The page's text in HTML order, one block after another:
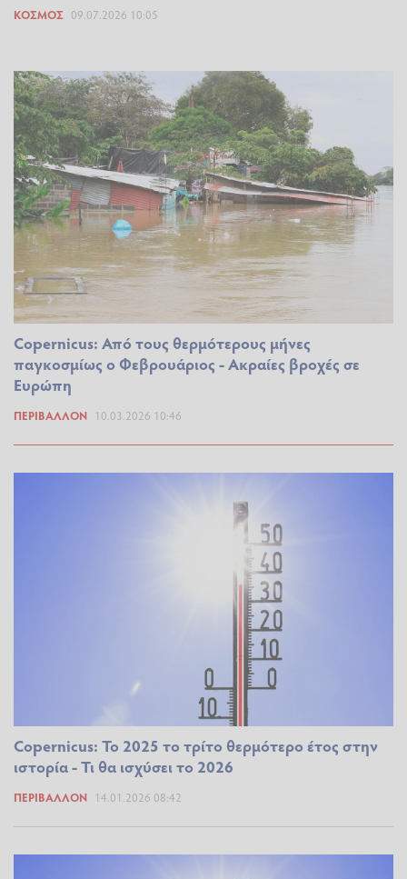
ΚΌΣΜΟΣ 09.07.2026 10:05
Copernicus: Από τους θερμότερους μήνες
παγκοσμίως ο Φεβρουάριος - Ακραίες βροχές σε
Ευρώπη
ΠΕΡΙΒΆΛΛΟΝ 10.03.2026 10:46
Copernicus: Το 2025 το τρίτο θερμότερο έτος στην
ιστορία - Τι θα ισχύσει το 2026
ΠΕΡΙΒΆΛΛΟΝ 14.01.2026 08:42